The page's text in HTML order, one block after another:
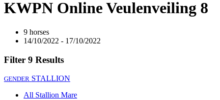
KWPN Online Veulenveiling 8
9 horses
14/10/2022 - 17/10/2022
Filter 9 Results
GENDER STALLION
All Stallion Mare